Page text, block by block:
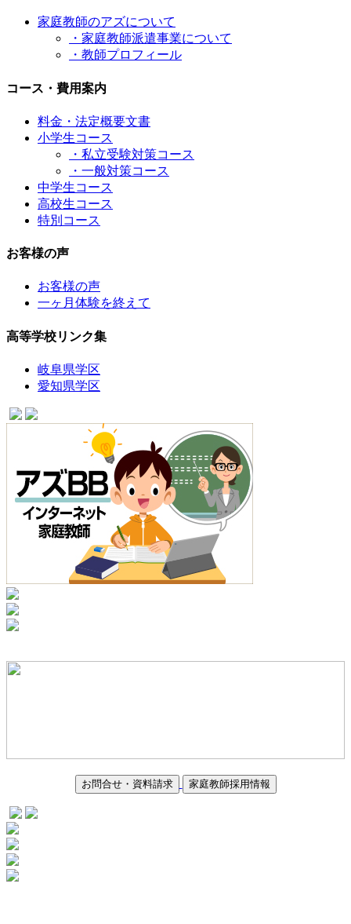
家庭教師のアズについて
・家庭教師派遣事業について
・教師プロフィール
コース・費用案内
料金・法定概要文書
小学生コース
・私立受験対策コース
・一般対策コース
中学生コース
高校生コース
特別コース
お客様の声
お客様の声
一ヶ月体験を終えて
高等学校リンク集
岐阜県学区
愛知県学区
お問合せ・資料請求 家庭教師採用情報